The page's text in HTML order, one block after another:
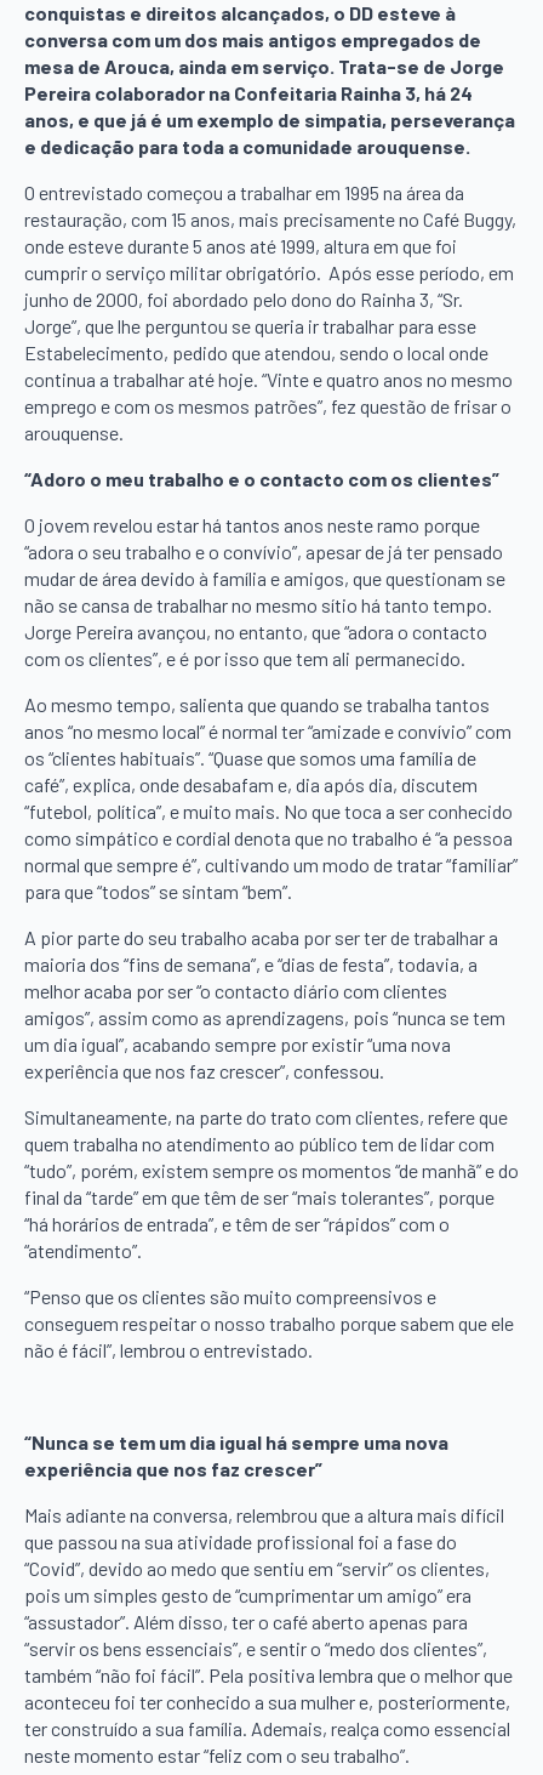
conquistas e direitos alcançados, o DD esteve à
conversa com um dos mais antigos empregados de
mesa de Arouca, ainda em serviço. Trata-se de Jorge
Pereira colaborador na Confeitaria Rainha 3, há 24
anos, e que já é um exemplo de simpatia, perseverança
e dedicação para toda a comunidade arouquense.
O entrevistado começou a trabalhar em 1995 na área da
restauração, com 15 anos, mais precisamente no Café Buggy,
onde esteve durante 5 anos até 1999, altura em que foi
cumprir o serviço militar obrigatório. Após esse período, em
junho de 2000, foi abordado pelo dono do Rainha 3, “Sr.
Jorge”, que lhe perguntou se queria ir trabalhar para esse
Estabelecimento, pedido que atendou, sendo o local onde
continua a trabalhar até hoje. “Vinte e quatro anos no mesmo
emprego e com os mesmos patrões”, fez questão de frisar o
arouquense.
“Adoro o meu trabalho e o contacto com os clientes”
O jovem revelou estar há tantos anos neste ramo porque
“adora o seu trabalho e o convívio”, apesar de já ter pensado
mudar de área devido à família e amigos, que questionam se
não se cansa de trabalhar no mesmo sítio há tanto tempo.
Jorge Pereira avançou, no entanto, que “adora o contacto
com os clientes”, e é por isso que tem ali permanecido.
Ao mesmo tempo, salienta que quando se trabalha tantos
anos “no mesmo local” é normal ter “amizade e convívio” com
os “clientes habituais”. “Quase que somos uma família de
café”, explica, onde desabafam e, dia após dia, discutem
“futebol, política”, e muito mais. No que toca a ser conhecido
como simpático e cordial denota que no trabalho é “a pessoa
normal que sempre é”, cultivando um modo de tratar “familiar”
para que “todos” se sintam “bem”.
A pior parte do seu trabalho acaba por ser ter de trabalhar a
maioria dos “fins de semana”, e “dias de festa”, todavia, a
melhor acaba por ser “o contacto diário com clientes
amigos”, assim como as aprendizagens, pois “nunca se tem
um dia igual”, acabando sempre por existir “uma nova
experiência que nos faz crescer”, confessou.
Simultaneamente, na parte do trato com clientes, refere que
quem trabalha no atendimento ao público tem de lidar com
“tudo”, porém, existem sempre os momentos “de manhã” e do
final da “tarde” em que têm de ser “mais tolerantes”, porque
“há horários de entrada”, e têm de ser “rápidos” com o
“atendimento”.
“Penso que os clientes são muito compreensivos e
conseguem respeitar o nosso trabalho porque sabem que ele
não é fácil”, lembrou o entrevistado.
“Nunca se tem um dia igual há sempre uma nova
experiência que nos faz crescer”
Mais adiante na conversa, relembrou que a altura mais difícil
que passou na sua atividade profissional foi a fase do
“Covid”, devido ao medo que sentiu em “servir” os clientes,
pois um simples gesto de “cumprimentar um amigo” era
“assustador”. Além disso, ter o café aberto apenas para
“servir os bens essenciais”, e sentir o “medo dos clientes”,
também “não foi fácil”. Pela positiva lembra que o melhor que
aconteceu foi ter conhecido a sua mulher e, posteriormente,
ter construído a sua família. Ademais, realça como essencial
neste momento estar “feliz com o seu trabalho”.